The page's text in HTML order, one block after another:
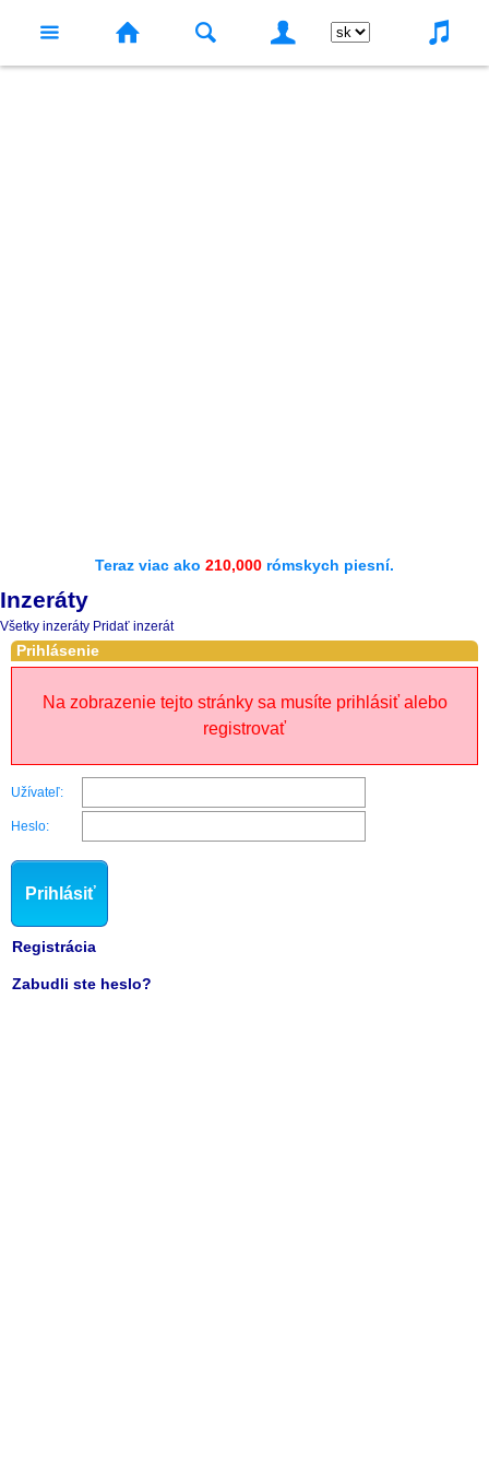
Teraz viac ako 210,000 rómskych piesní.
Inzeráty
Všetky inzeráty Pridať inzerát
Prihlásenie
Na zobrazenie tejto stránky sa musíte prihlásiť alebo
registrovať
Užívateľ:
Heslo:
Prihlásiť
Registrácia
Zabudli ste heslo?